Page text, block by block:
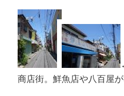
商店街。鮮魚店や八百屋